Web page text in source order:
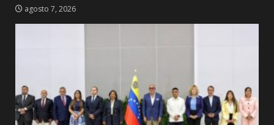
agosto 7, 2026